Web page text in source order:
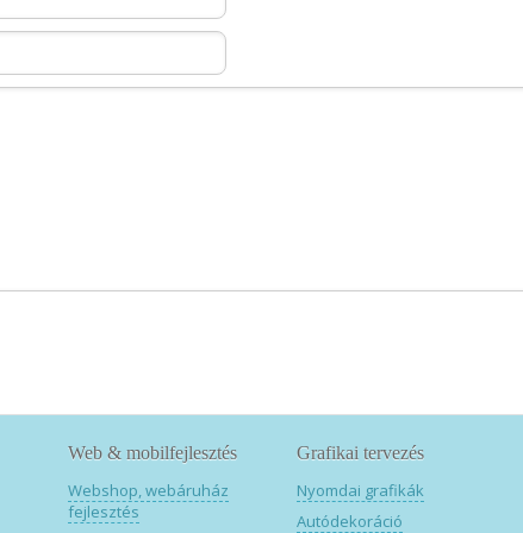
Web & mobilfejlesztés
Webshop, webáruház
fejlesztés
Grafikai tervezés
Nyomdai grafikák
Autódekoráció